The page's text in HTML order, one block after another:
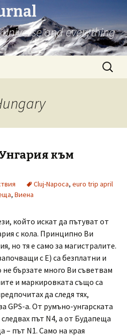
and everything
Search
for:
към
Cluj-Napoca, euro trip april
, Виена
който искат да пътуват от
с кола. Принципно Ви
но тя е само за магистралите.
с E) са безплатни и
не бързате много Ви съветвам
и маркировката също са
да следя тях,
GPS-а. От румъно-унгарската
път N4, а от Будапеща
– път N1. Само на края